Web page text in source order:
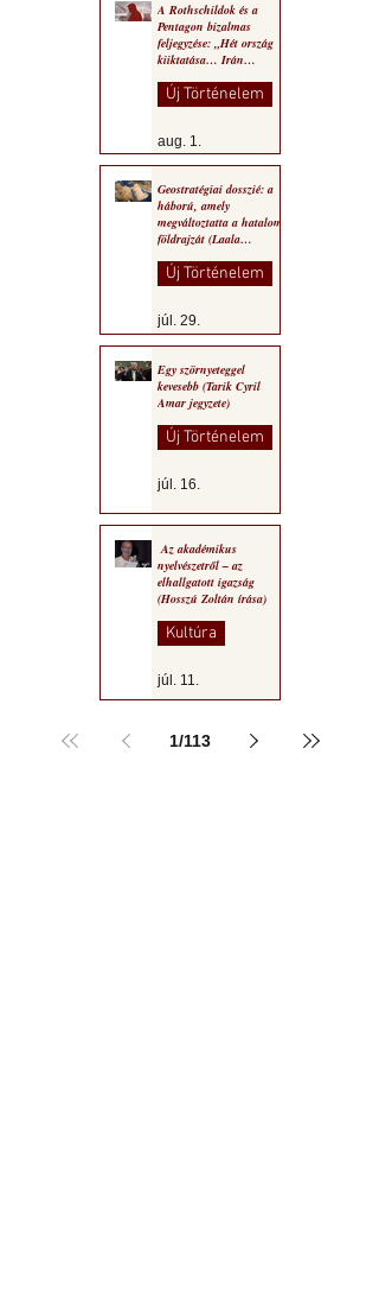
A Rothschildok és a
Pentagon bizalmas
feljegyzése: „Hét ország
kiiktatása… Irán
Új Történelem
aug. 1.
Geostratégiai dosszié: a
háború, amely
megváltoztatta a hatalom
földrajzát (Laala
Új Történelem
júl. 29.
Egy szörnyeteggel
kevesebb (Tarik Cyril
Amar jegyzete)
Új Történelem
júl. 16.
Az akadémikus
nyelvészetről – az
elhallgatott igazság
(Hosszú Zoltán írása)
Kultúra
júl. 11.
1/113